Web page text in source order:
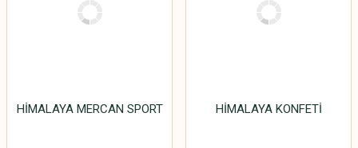
HİMALAYA MERCAN SPORT HİMALAYA KONFETİ